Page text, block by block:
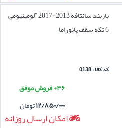
باربند سانتافه 2013-2017 آلومینیومی
6 تکه سقف پانوراما
کد کالا : 0138
۴۶+ فروش موفق
۱۲/۸۵۰/۰۰۰تومان
امکان ارسال روزانه